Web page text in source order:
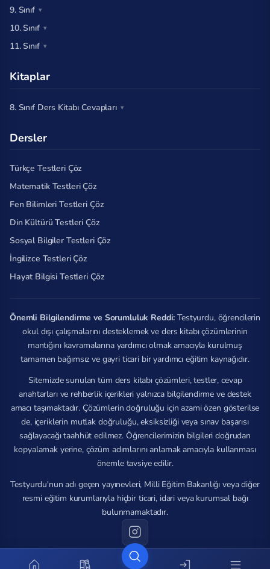
9. Sınıf
10. Sınıf
11. Sınıf
Kitaplar
8. Sınıf Ders Kitabı Cevapları
Dersler
Türkçe Testleri Çöz
Matematik Testleri Çöz
Fen Bilimleri Testleri Çöz
Din Kültürü Testleri Çöz
Sosyal Bilgiler Testleri Çöz
İngilizce Testleri Çöz
Hayat Bilgisi Testleri Çöz
Önemli Bilgilendirme ve Sorumluluk Reddi: Testyurdu, öğrencilerin
okul dışı çalışmalarını desteklemek ve ders kitabı çözümlerinin
mantığını kavramalarına yardımcı olmak amacıyla kurulmuş
tamamen bağımsız ve gayri ticari bir yardımcı eğitim kaynağıdır.
Sitemizde sunulan tüm ders kitabı çözümleri, testler, cevap
anahtarları ve rehberlik içerikleri yalnızca bilgilendirme ve destek
amacı taşımaktadır. Çözümlerin doğruluğu için azami özen gösterilse
de, içeriklerin mutlak doğruluğu, eksiksizliği veya sınav başarısı
sağlayacağı taahhüt edilmez. Öğrencilerimizin bilgileri doğrudan
kopyalamak yerine, çözüm adımlarını anlamak amacıyla kullanması
önemle tavsiye edilir.
Testyurdu'nun adı geçen yayınevleri, Milli Eğitim Bakanlığı veya diğer
resmi eğitim kurumlarıyla hiçbir ticari, idari veya kurumsal bağı
bulunmamaktadır.
© 2026 Tüm hakları saklıdır.